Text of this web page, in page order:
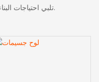
تلبي احتياجات البناء الخاصة بك وتتجاوز توقعاتك.